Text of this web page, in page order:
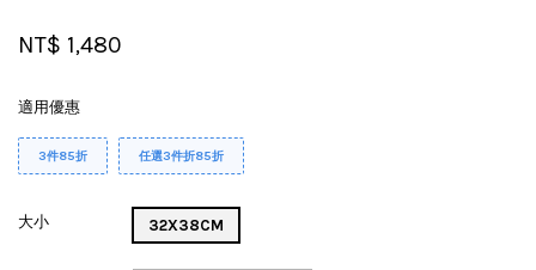
NT$ 1,480
適用優惠
3件85折 任選3件折85折
大小 32X38CM